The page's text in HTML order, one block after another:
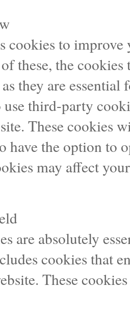
cookies to
these, the cookies
they are
use third-party
These cookies
have the option
may affect
are absolutely
cookies that
These